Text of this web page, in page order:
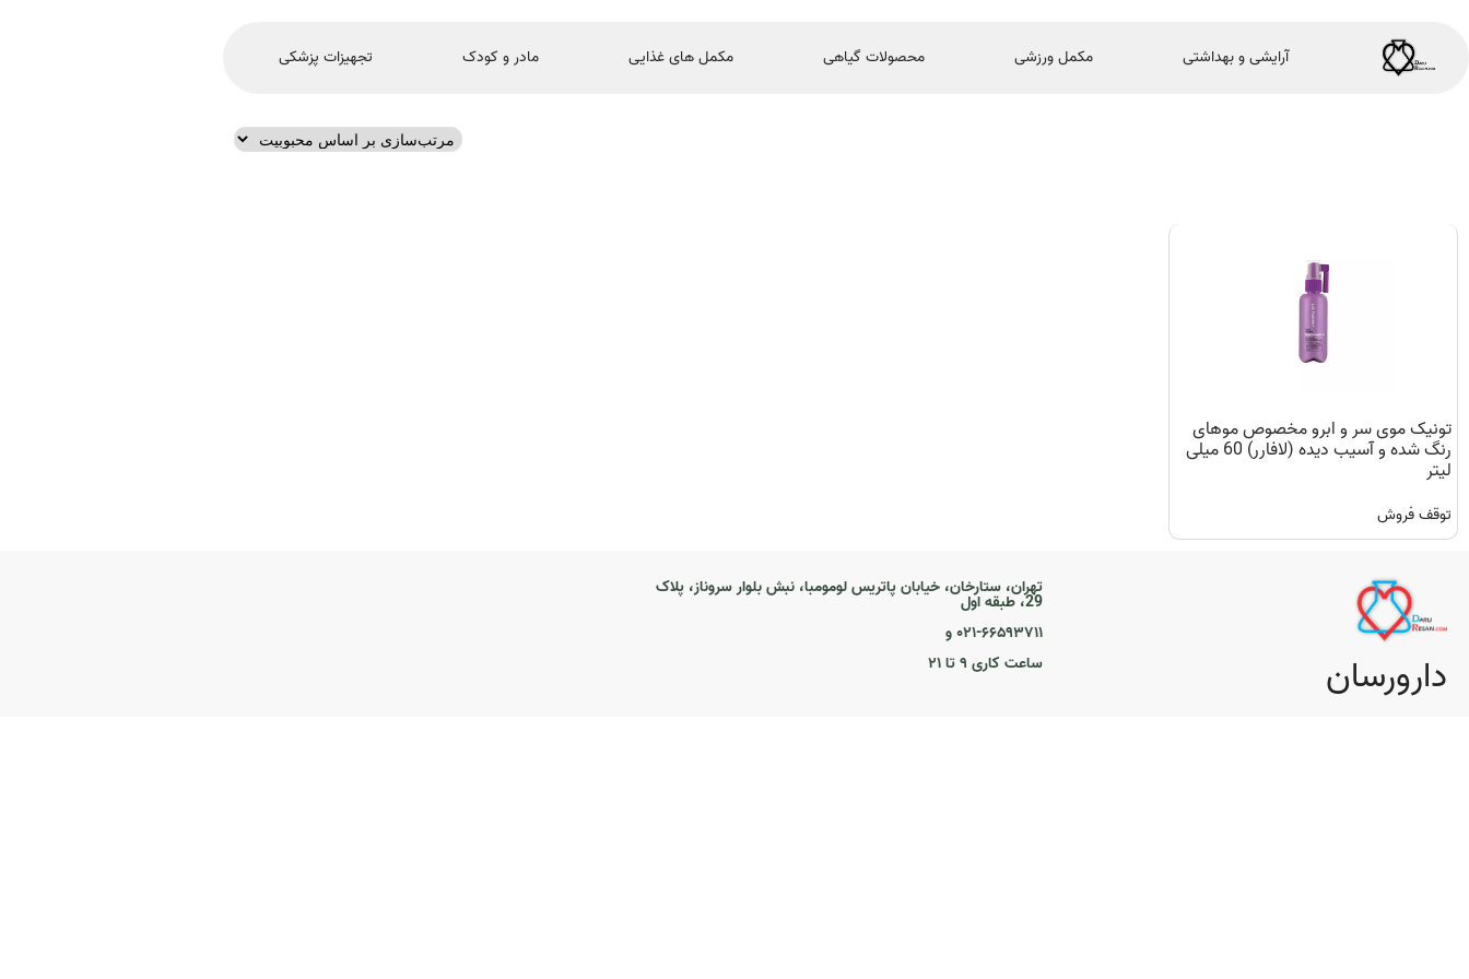
آرایشی و بهداشتی مکمل ورزشی محصولات گیاهی مکمل های غذایی مادر و کودک تجهیزات پزشکی
تونیک موی سر و ابرو مخصوص موهای
رنگ شده و آسیب دیده (لافارر) 60 میلی
لیتر
توقف فروش
دارورسان
تهران، ستارخان، خیابان پاتریس لومومبا، نبش بلوار سروناز، پلاک
29، طبقه اول
۰۲۱-۶۶۵۹۳۷۱۱ و
ساعت کاری ۹ تا ۲۱